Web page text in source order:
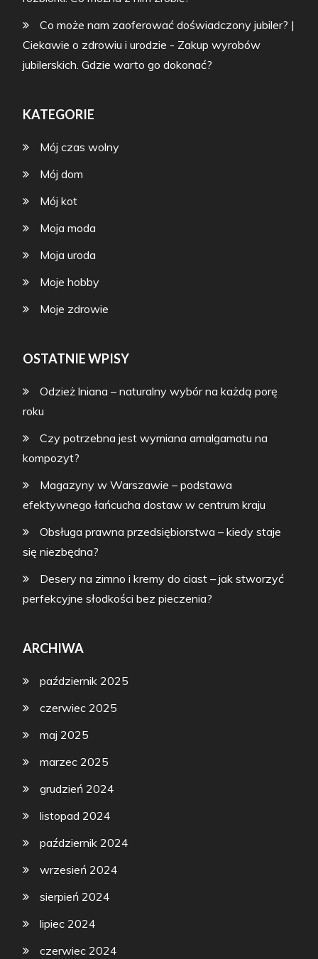
Co może nam zaoferować doświadczony jubiler? |
Ciekawie o zdrowiu i urodzie - Zakup wyrobów
jubilerskich. Gdzie warto go dokonać?
KATEGORIE
Mój czas wolny
Mój dom
Mój kot
Moja moda
Moja uroda
Moje hobby
Moje zdrowie
OSTATNIE WPISY
Odzież lniana – naturalny wybór na każdą porę
roku
Czy potrzebna jest wymiana amalgamatu na
kompozyt?
Magazyny w Warszawie – podstawa
efektywnego łańcucha dostaw w centrum kraju
Obsługa prawna przedsiębiorstwa – kiedy staje
się niezbędna?
Desery na zimno i kremy do ciast – jak stworzyć
perfekcyjne słodkości bez pieczenia?
ARCHIWA
październik 2025
czerwiec 2025
maj 2025
marzec 2025
grudzień 2024
listopad 2024
październik 2024
wrzesień 2024
sierpień 2024
lipiec 2024
czerwiec 2024